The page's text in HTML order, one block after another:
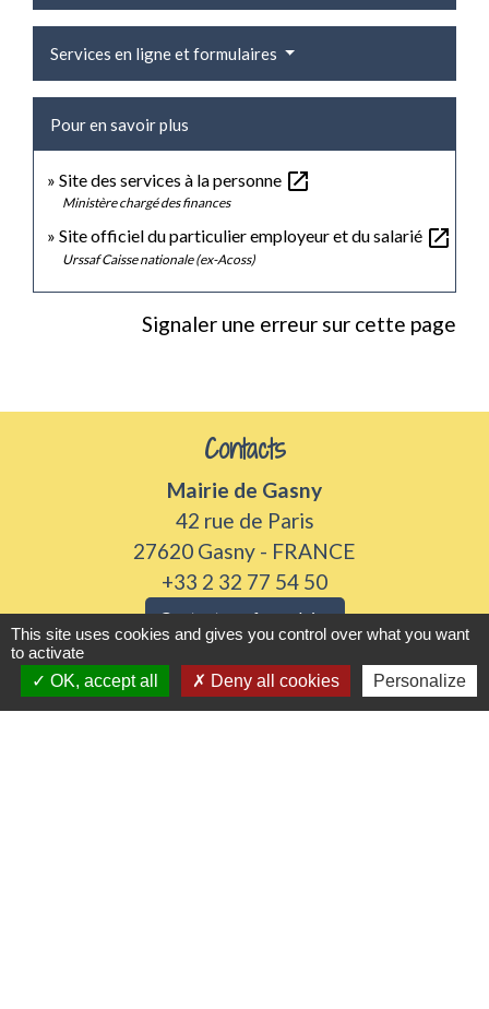
Services en ligne et formulaires
Pour en savoir plus
Site des services à la personne open_in_new
Ministère chargé des finances
Site officiel du particulier employeur et du salarié open_in_new
Urssaf Caisse nationale (ex-Acoss)
Signaler une erreur sur cette page
Contacts
Mairie de Gasny
42 rue de Paris
27620 Gasny - FRANCE
+33 2 32 77 54 50
Contact par formulaire
Horaires d'ouverture
Du lundi au vendredi de 8h30 à 12h et 13h30 à
This site uses cookies and gives you control over what you want
to activate
OK, accept all
Deny all cookies Personalize